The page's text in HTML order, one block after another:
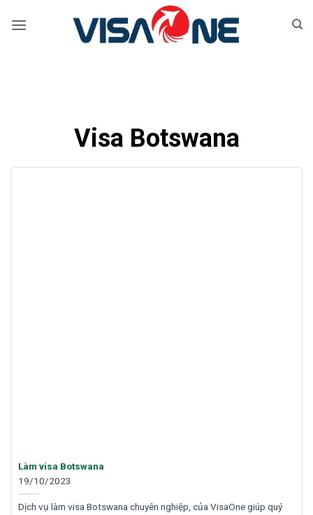
qua
Visa Botswana
Làm visa Botswana
19/10/2023
Dịch vụ làm visa Botswana chuyên nghiệp, của VisaOne giúp quý